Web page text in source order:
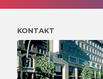
KONTAKT